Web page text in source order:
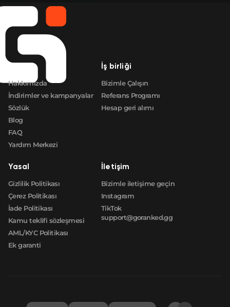
Şirket
Hakkımızda
İndirimler ve kampanyalar
Sözlük
Blog
FAQ
Yardım Merkezi
İş birliği
Bizimle Çalışın
Referans Programı
Hesap geri alımı
Yasal
Gizlilik Politikası
Çerez Politikası
İade Politikası
Kamu teklifi sözleşmesi
AML/KYC Politikası
Ek garanti
İletişim
Bizimle iletişime geçin
Instagram
TikTok
support@goranked.gg